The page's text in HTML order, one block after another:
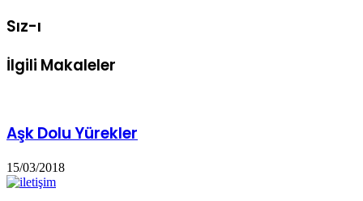
Sız-ı
İlgili Makaleler
Aşk Dolu Yürekler
15/03/2018